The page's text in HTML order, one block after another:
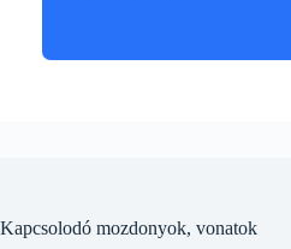
Kapcsolodó mozdonyok, vonatok